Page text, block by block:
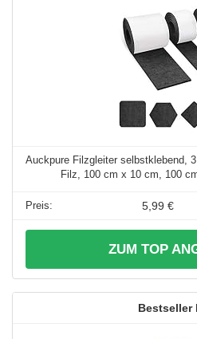
Auckpure Filzgleiter selbstklebend,
Filz, 100 cm x 10 cm, 100
5,99 €
ZUM TOP